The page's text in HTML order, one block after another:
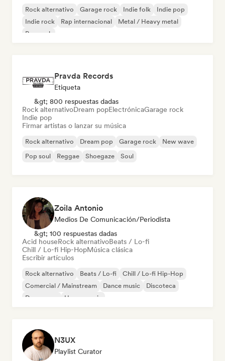
Rock alternativo Garage rock Indie folk
Indie pop
Indie rock
Rap internacional
Metal / Heavy metal
Pop rock
Pravda Records
Etiqueta
&gt; 800 respuestas dadas
Rock alternativoDream popElectrónicaGarage rock
Indie pop
Firmar artistas o lanzar su música
Rock alternativo Dream pop Garage rock
New wave
Pop soul
Reggae Shoegaze Soul
Zoila Antonio
Medios De Comunicación/Periodista
&gt; 100 respuestas dadas
Acid houseRock alternativoBeats / Lo-fi
Chill / Lo-fi Hip-HopMúsica clásica
Escribir artículos
Rock alternativo Beats / Lo-fi
Chill / Lo-fi Hip-Hop
Comercial / Mainstream
Dance music
Discoteca
Dream pop
House music
N3UX
Playlist Curator